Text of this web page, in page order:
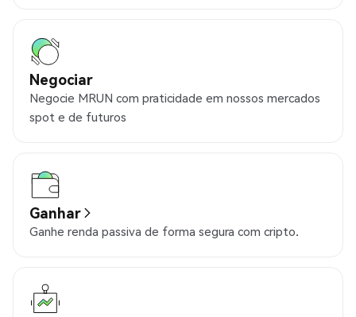
Negociar
Negocie MRUN com praticidade em nossos mercados
spot e de futuros
Ganhar
Ganhe renda passiva de forma segura com cripto.